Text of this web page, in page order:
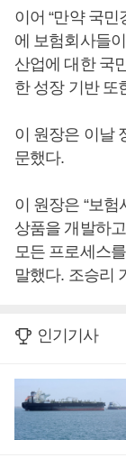
이어 “만약 국민
에 보험회사들
산업에 대한 국
한 성장 기반 또
이 원장은 이날
문했다.
이 원장은 “보
상품을 개발하
모든 프로세스
말했다. 조승리
인기기사